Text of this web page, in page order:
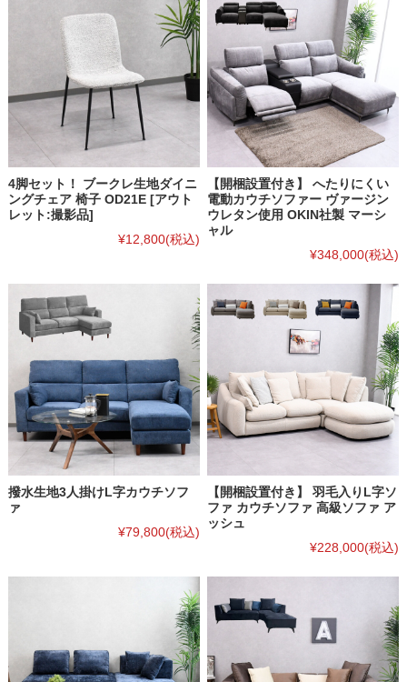
4脚セット！ ブークレ生地ダイニ
ングチェア 椅子 OD21E [アウト
レット:撮影品]
¥12,800(税込)
【開梱設置付き】 へたりにくい
電動カウチソファー ヴァージン
ウレタン使用 OKIN社製 マーシ
ャル
¥348,000(税込)
撥水生地3人掛けL字カウチソフ
ァ
¥79,800(税込)
【開梱設置付き】 羽毛入りL字ソ
ファ カウチソファ 高級ソファ ア
ッシュ
¥228,000(税込)